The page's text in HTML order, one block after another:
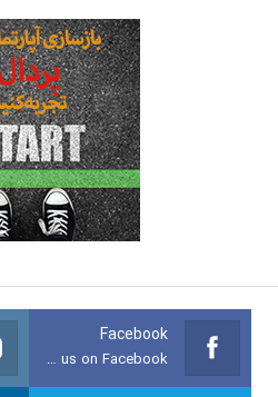
Facebook
Join us on Facebook